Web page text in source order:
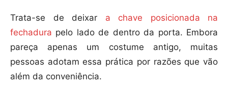
Trata-se de deixar a chave posicionada na
fechadura pelo lado de dentro da porta. Embora
pareça apenas um costume antigo, muitas
pessoas adotam essa prática por razões que vão
além da conveniência.